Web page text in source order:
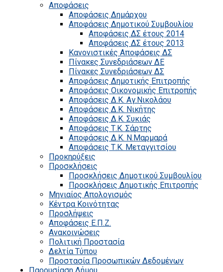
Αποφάσεις
Αποφάσεις Δημάρχου
Αποφάσεις Δημοτικού Συμβουλίου
Αποφάσεις ΔΣ έτους 2014
Αποφάσεις ΔΣ έτους 2013
Κανονιστικές Αποφάσεις ΔΣ
Πίνακες Συνεδριάσεων ΔΕ
Πίνακες Συνεδριάσεων ΔΣ
Αποφάσεις Δημοτικής Επιτροπής
Αποφάσεις Οικονομικής Επιτροπής
Αποφάσεις Δ.Κ. Αγ.Νικολάου
Αποφάσεις Δ.Κ. Νικήτης
Αποφάσεις Δ.Κ. Συκιάς
Αποφάσεις Τ.Κ. Σάρτης
Αποφάσεις Δ.Κ. Ν.Μαρμαρά
Αποφάσεις Τ.Κ. Μεταγγιτσίου
Προκηρύξεις
Προσκλήσεις
Προσκλήσεις Δημοτικού Συμβουλίου
Προσκλήσεις Δημοτικής Επιτροπής
Μηνιαίος Απολογισμός
Κέντρα Κοινότητας
Προσλήψεις
Αποφάσεις Ε.Π.Ζ.
Ανακοινώσεις
Πολιτική Προστασία
Δελτία Τύπου
Προστασία Προσωπικών Δεδομένων